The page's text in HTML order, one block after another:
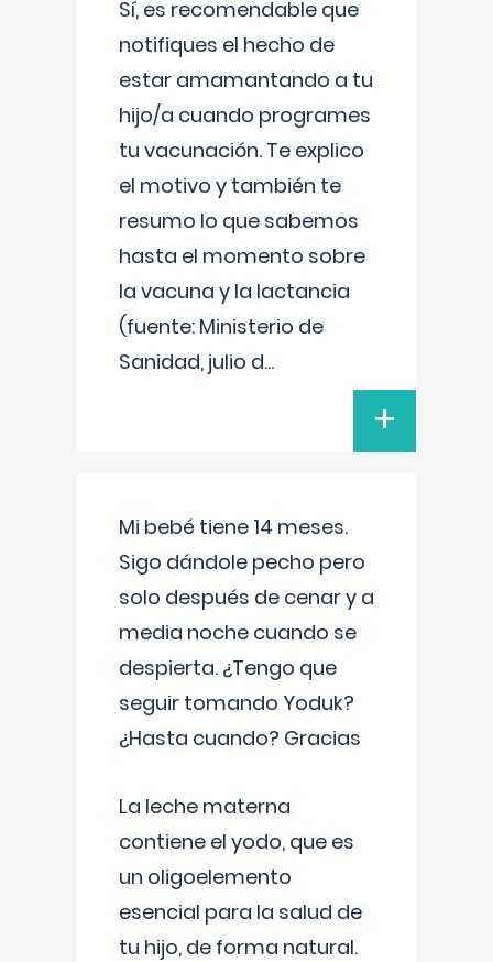
Sí, es recomendable que
notifiques el hecho de
estar amamantando a tu
hijo/a cuando programes
tu vacunación. Te explico
el motivo y también te
resumo lo que sabemos
hasta el momento sobre
la vacuna y la lactancia
(fuente: Ministerio de
Sanidad, julio d...
+
Mi bebé tiene 14 meses.
Sigo dándole pecho pero
solo después de cenar y a
media noche cuando se
despierta. ¿Tengo que
seguir tomando Yoduk?
¿Hasta cuando? Gracias
La leche materna
contiene el yodo, que es
un oligoelemento
esencial para la salud de
tu hijo, de forma natural.